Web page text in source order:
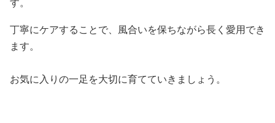
丁寧にケアすることで、風合いを保ちながら長く愛用でき
ます。
お気に入りの一足を大切に育てていきましょう。